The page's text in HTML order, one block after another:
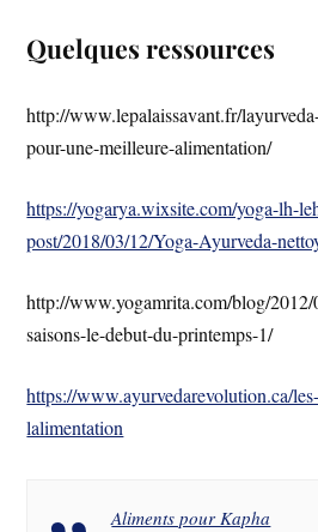
Quelques ressources
http://www.lepalaissavant.fr/
pour-une-meilleure-alimentation/
https://yogarya.wixsite.com/yoga-lh-
post/2018/03/12/Yoga-Ayurveda-
http://www.yogamrita.com/blog/2012/
saisons-le-debut-du-printemps-1/
https://www.ayurvedarevolution.ca/
lalimentation
Aliments pour Kapha